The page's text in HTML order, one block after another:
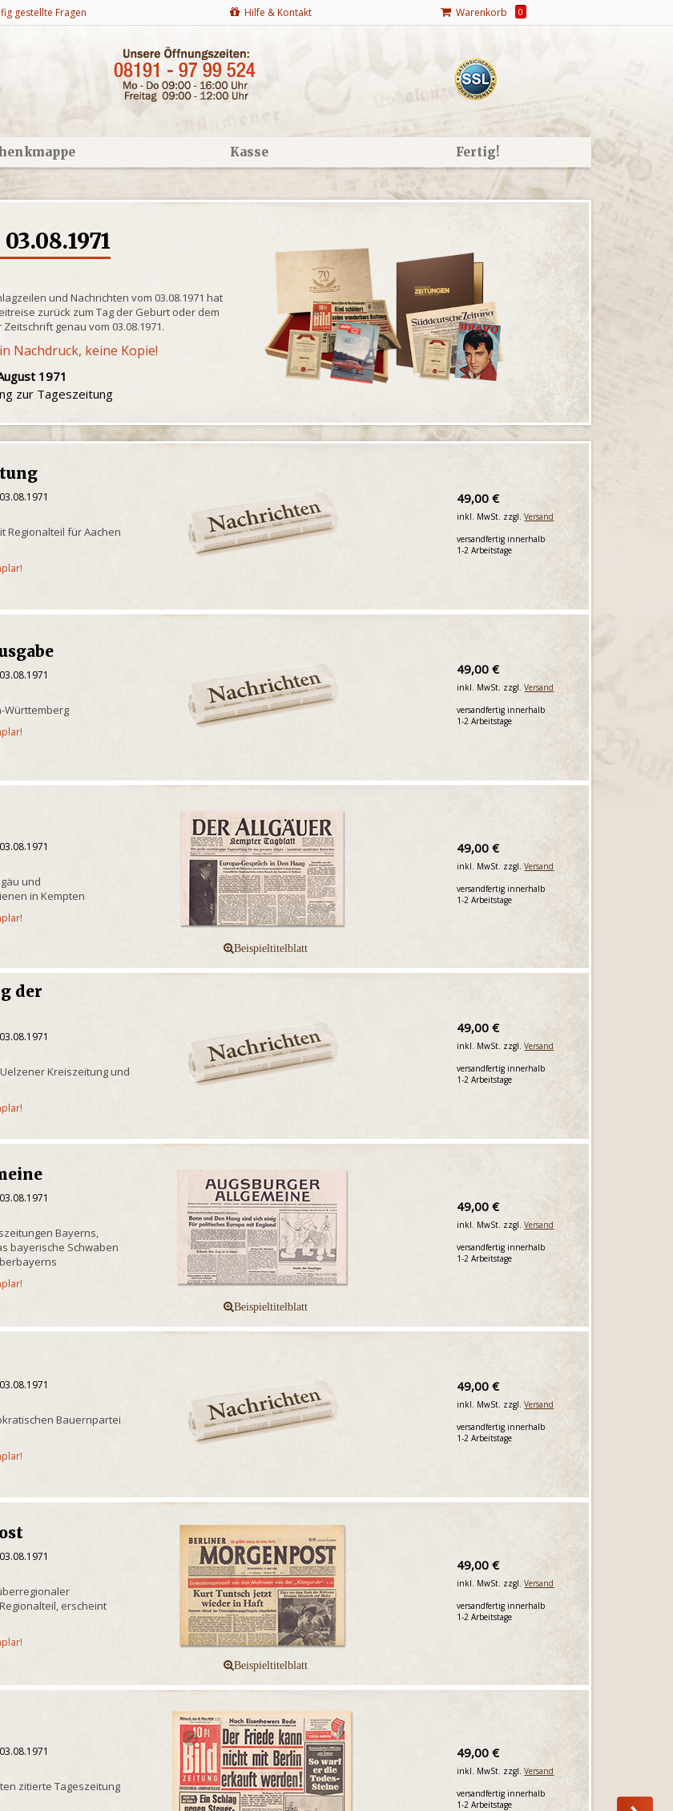
gestellte Fragen Hilfe & Kontakt Warenkorb 0
Kasse Fertig!
und Nachrichten vom 03.08.1971 hat
zurück zum Tag der Geburt oder dem
genau vom 03.08.1971.
Nachdruck, keine Kopie!
1971
zur Tageszeitung
Regionalteil für Aachen
49,00 €
inkl. MwSt. zzgl.Versand
versandfertig innerhalb
1-2 Arbeitstage
Württemberg
49,00 €
inkl. MwSt. zzgl.Versand
versandfertig innerhalb
1-2 Arbeitstage
und
in Kempten
49,00 €
inkl. MwSt. zzgl.Versand
versandfertig innerhalb
1-2 Arbeitstage
der
Kreiszeitung und
49,00 €
inkl. MwSt. zzgl.Versand
versandfertig innerhalb
1-2 Arbeitstage
Bayerns,
bayerische Schwaben
49,00 €
inkl. MwSt. zzgl.Versand
versandfertig innerhalb
1-2 Arbeitstage
Bauernpartei
49,00 €
inkl. MwSt. zzgl.Versand
versandfertig innerhalb
1-2 Arbeitstage
erscheint
49,00 €
inkl. MwSt. zzgl.Versand
versandfertig innerhalb
1-2 Arbeitstage
zitierte Tageszeitung
49,00 €
inkl. MwSt. zzgl.Versand
versandfertig innerhalb
1-2 Arbeitstage